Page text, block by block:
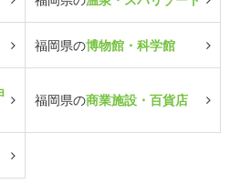
福岡県の博物館・科学館
福岡県の商業施設・百貨店